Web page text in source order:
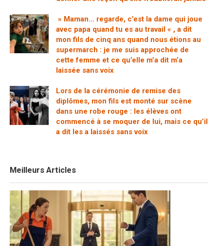
» Maman… regarde, c’est la dame qui joue
avec papa quand tu es au travail « , a dit
mon fils de cinq ans quand nous étions au
supermarch : je me suis approchée de
cette femme et ce qu’elle m’a dit m’a
laissée sans voix
Lors de la cérémonie de remise des
diplômes, mon fils est monté sur scène
dans une robe rouge : les élèves ont
commencé à se moquer de lui, mais ce qu’il
a dit les a laissés sans voix
Meilleurs Articles